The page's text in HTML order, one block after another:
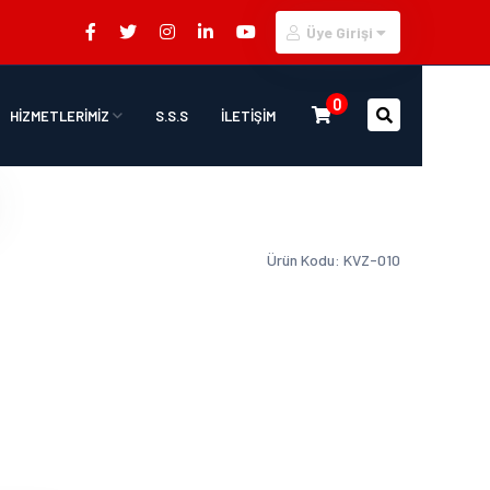
Üye Girişi
HİZMETLERİMİZ S.S.S İLETİŞİM
0
Ürün Kodu: KVZ-010